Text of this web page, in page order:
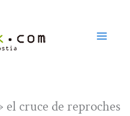
el cruce de reproches